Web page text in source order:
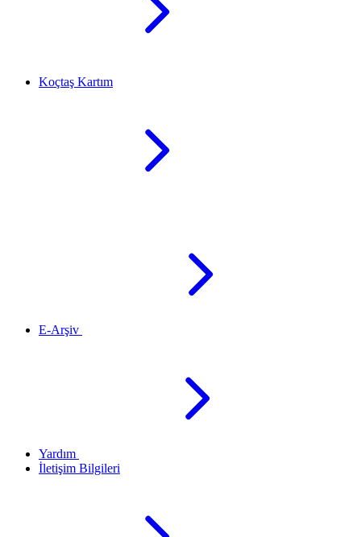
Koçtaş Kartım
E-Arşiv
Yardım
İletişim Bilgileri